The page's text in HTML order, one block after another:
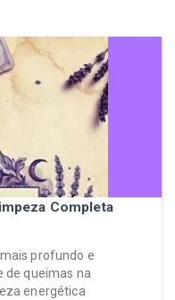
Completa
profundo e
de queimas na
energética